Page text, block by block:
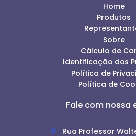
Home
Produtos
Sobre
Cálculo de
Identificação dos
Política de
Política de
Fale com nossa
Rua Professor